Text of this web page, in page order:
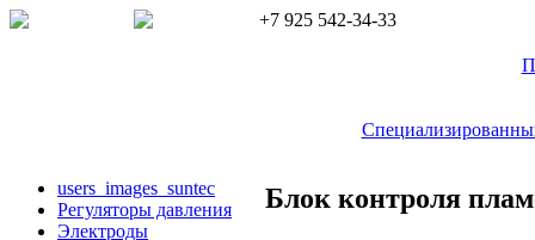
+7 925 542-34-33
users_images_suntec
Регуляторы давления
Электроды
Блок контроля